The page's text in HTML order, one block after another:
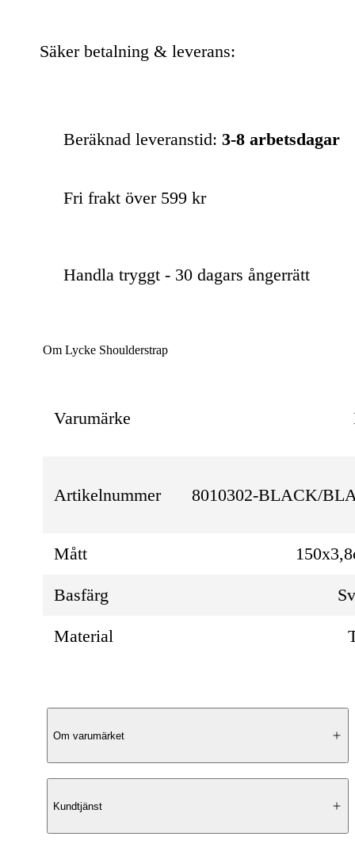
Säker betalning & leverans:
Beräknad leveranstid: 3-8 arbetsdagar
Fri frakt över 599 kr
Handla tryggt - 30 dagars ångerrätt
Om Lycke Shoulderstrap
Varumärke
Artikelnummer 8010302-BLACK/
Mått
Basfärg
Material
Produktbeskrivning
Stilfull Design
Om varumärket
Kundtjänst